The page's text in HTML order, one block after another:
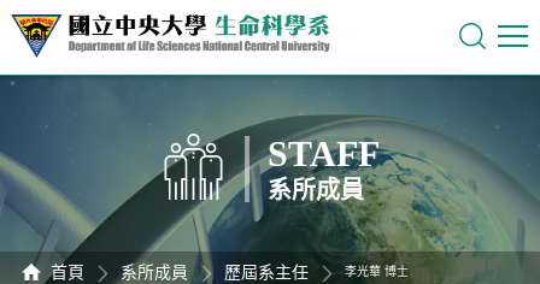
STAFF
系所成員
首頁 系所成員 歷屆系主任 李光華 博士